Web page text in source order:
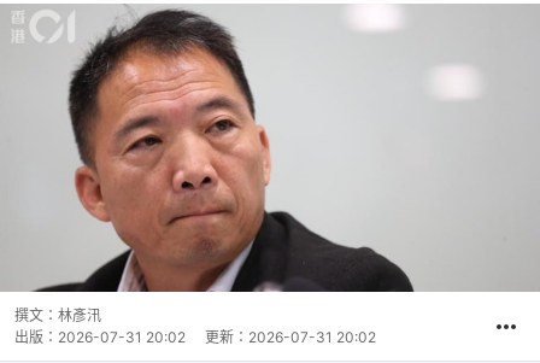
撰文： 林彥汛
出版： 2026-07-31 20:02 更新： 2026-07-31 20:02